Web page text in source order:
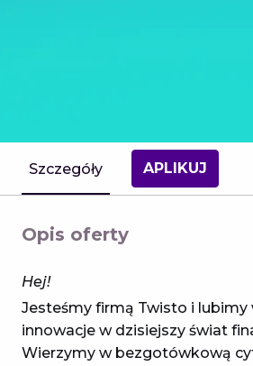
Szczegóły APLIKUJ
Opis oferty
Hej!
Jesteśmy firmą Twisto i
innowacje w dzisiejszy świat
Wierzymy w bezgotówkową